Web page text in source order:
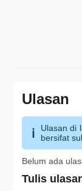
Ulasan
Ulasan di
bersifat
Belum ada
Tulis